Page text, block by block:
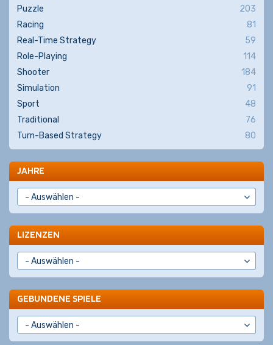
Puzzle
203
Racing
81
Real-Time Strategy
59
Role-Playing
114
Shooter
184
Simulation
91
Sport
48
Traditional
76
Turn-Based Strategy
80
JAHRE
LIZENZEN
GEBUNDENE SPIELE